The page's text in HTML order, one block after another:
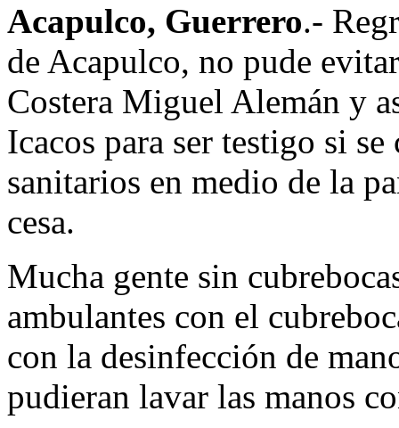
Acapulco, Guerrero.-
de Acapulco, no pude
Costera Miguel Alemán y
Icacos para ser testigo si
sanitarios en medio de la
cesa.
Mucha gente sin
ambulantes con el
con la desinfección de
pudieran lavar las manos